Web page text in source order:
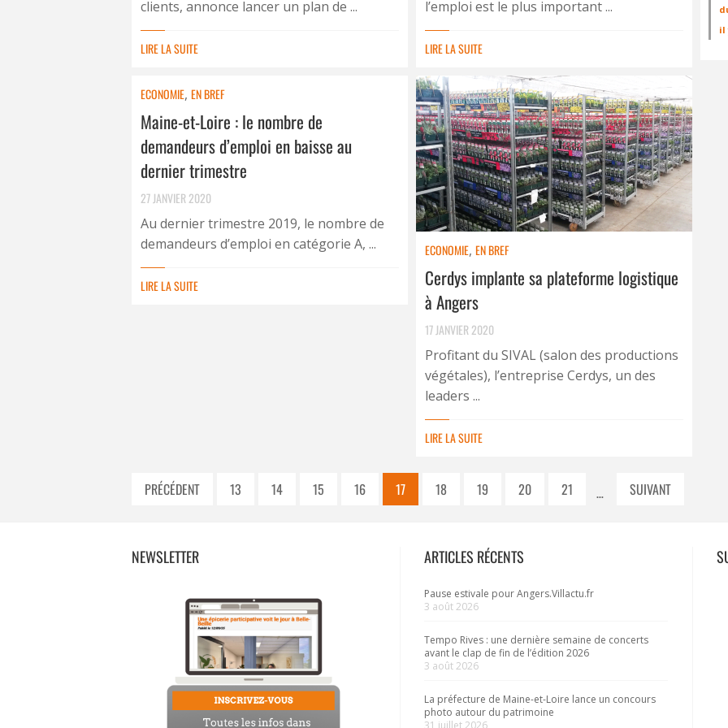
clients, annonce lancer un plan de ...
LIRE LA SUITE
l’emploi est le plus important ...
LIRE LA SUITE
ECONOMIE, EN BREF
Maine-et-Loire : le nombre de
demandeurs d’emploi en baisse au
dernier trimestre
27 JANVIER 2020
Au dernier trimestre 2019, le nombre de
demandeurs d’emploi en catégorie A, ...
LIRE LA SUITE
ECONOMIE, EN BREF
Cerdys implante sa plateforme logistique
à Angers
17 JANVIER 2020
Profitant du SIVAL (salon des productions
végétales), l’entreprise Cerdys, un des
leaders ...
LIRE LA SUITE
PRÉCÉDENT 13 14 15 16 17 18 19 20 21 … SUIVANT
il
NEWSLETTER ARTICLES RÉCENTS
Pause estivale pour Angers.Villactu.fr
3 août 2026
Tempo Rives : une dernière semaine de concerts
avant le clap de fin de l’édition 2026
3 août 2026
La préfecture de Maine-et-Loire lance un concours
photo autour du patrimoine
31 juillet 2026